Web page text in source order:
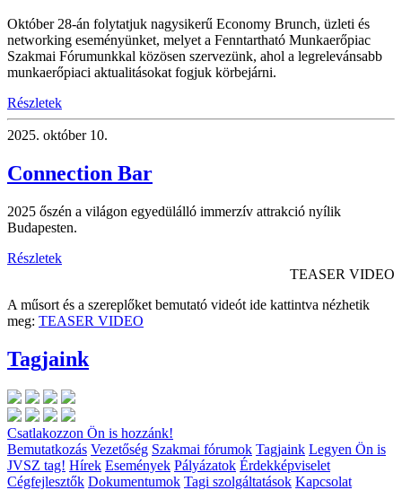
Október 28-án folytatjuk nagysikerű Economy Brunch, üzleti és
networking eseményünket, melyet a Fenntartható Munkaerőpiac
Szakmai Fórumunkkal közösen szervezünk, ahol a legrelevánsabb
munkaerőpiaci aktualitásokat fogjuk körbejárni.
Részletek
2025. október 10.
Connection Bar
2025 őszén a világon egyedülálló immerzív attrakció nyílik
Budapesten.
Részletek
TEASER VIDEO
A műsort és a szereplőket bemutató videót ide kattintva nézhetik
meg: TEASER VIDEO
Tagjaink
Csatlakozzon Ön is hozzánk!
Bemutatkozás Vezetőség Szakmai fórumok Tagjaink Legyen Ön is
JVSZ tag! Hírek Események Pályázatok Érdekképviselet
Cégfejlesztők Dokumentumok Tagi szolgáltatások Kapcsolat